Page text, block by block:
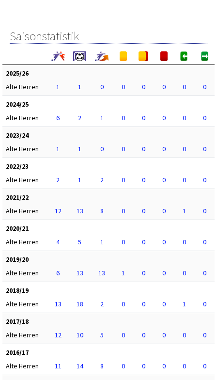
Saisonstatistik
2025/26
Alte Herren
1 1 0 0 0 0 0
0
2024/25
Alte Herren
6 2 1 0 0 0 0
0
2023/24
Alte Herren
1 1 0 0 0 0 0
0
2022/23
Alte Herren
2 1 2 0 0 0 0
0
2021/22
Alte Herren
12 13 8 0 0 0 1
0
2020/21
Alte Herren
4 5 1 0 0 0 0
0
2019/20
Alte Herren
6 13 13 1 0 0 0
0
2018/19
Alte Herren
13 18 2 0 0 0 1
0
2017/18
Alte Herren
12 10 5 0 0 0 0
0
2016/17
Alte Herren
11 14 8 0 0 0 0
0